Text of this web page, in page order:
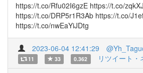
https://t.co/Rfu02I6gzE https://t.co/
https://t.co/DRP5r1R3Ab https://t.co/
https://t.co/nwEaYiJDtg
2023-06-04 12:41:29
11 33 0.362 リツイート